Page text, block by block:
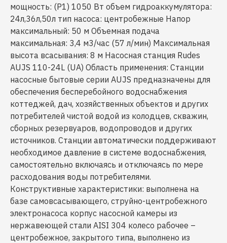
мощность: (P1) 1050 Вт объем гидроаккумулятора:
24л,36л,50л тип насоса: центробежные Напор
максимальный: 50 м Объемная подача
максимальная: 3,4 м3/час (57 л/мин) Максимальная
высота всасывания: 8 м Насосная станция Rudes
AUJS 110-24L (UA) Область применения: Станции
насосные бытовые серии AUJS предназначены для
обеспечения бесперебойного водоснабжения
коттеджей, дач, хозяйственных объектов и других
потребителей чистой водой из колодцев, скважин,
сборных резервуаров, водопроводов и других
источников. Станции автоматически поддерживают
необходимое давление в системе водоснабжения,
самостоятельно включаясь и отключаясь по мере
расходования воды потребителями.
Конструктивные характеристики: выполнена на
базе самовсасывающего, струйно-центробежного
электронасоса корпус насосной камеры из
нержавеющей стали AISI 304 колесо рабочее –
центробежное, закрытого типа, выполнено из